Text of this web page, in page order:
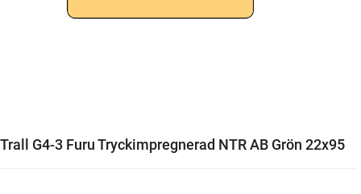
Trall G4-3 Furu Tryckimpregnerad NTR AB Grön 22x95